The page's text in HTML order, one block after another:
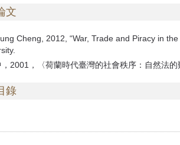
文
Cheng, 2012, “War, Trade and Piracy in
2001，〈荷蘭時代臺灣的社會秩序：自然法
錄